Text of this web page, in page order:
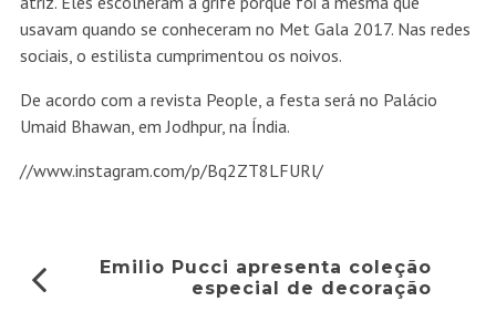
usavam quando se conheceram no Met Gala 2017. Nas redes
sociais, o estilista cumprimentou os noivos.
De acordo com a revista People, a festa será no Palácio
Umaid Bhawan, em Jodhpur, na Índia.
//www.instagram.com/p/Bq2ZT8LFURl/
Emilio Pucci apresenta coleção
especial de decoração